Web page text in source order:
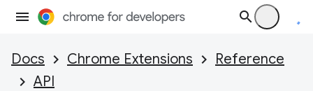
Docs Chrome Extensions
Reference
API